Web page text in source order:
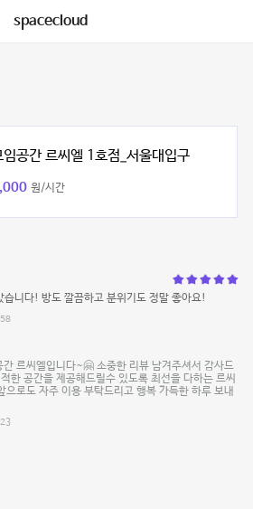
spacecloud
임공간 르씨엘 1호점_서울대입구
원/시간
습니다! 방도 깔끔하고 분위기도 정말 좋아요!
르씨엘입니다~🤗 소중한 리뷰 남겨주셔서 감사드
한 공간을 제공해드릴수 있도록 최선을 다하는 르씨
으로도 자주 이용 부탁드리고 행복 가득한 하루 보내